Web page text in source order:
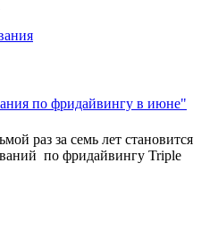
по фридайвингу в июне"
раз за семь лет становится
по фридайвингу Triple